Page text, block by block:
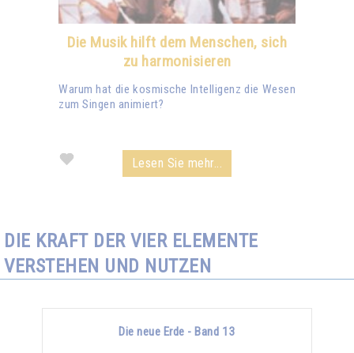
Die Musik hilft dem Menschen, sich
zu harmonisieren
Warum hat die kosmische Intelligenz die Wesen
zum Singen animiert?
Lesen Sie mehr...
DIE KRAFT DER VIER ELEMENTE
VERSTEHEN UND NUTZEN
Die neue Erde - Band 13